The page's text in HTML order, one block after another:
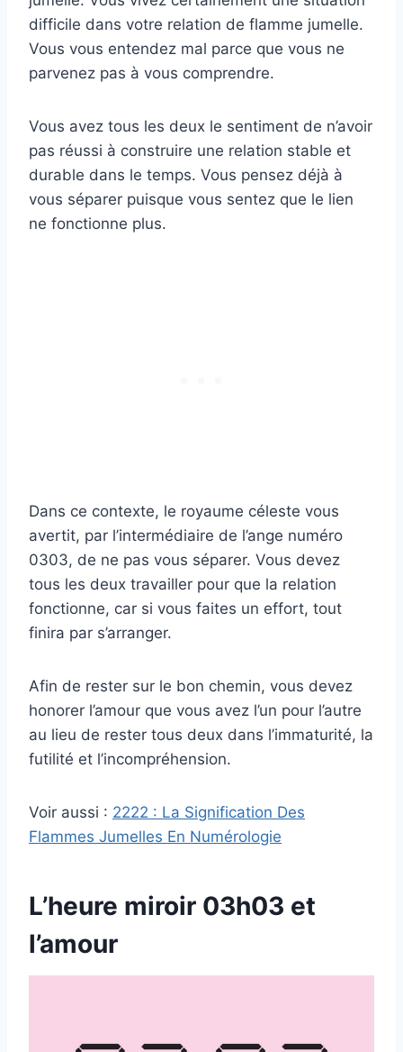
difficile dans votre relation de flamme jumelle.
Vous vous entendez mal parce que vous ne
parvenez pas à vous comprendre.
Vous avez tous les deux le sentiment de n’avoir
pas réussi à construire une relation stable et
durable dans le temps. Vous pensez déjà à
vous séparer puisque vous sentez que le lien
ne fonctionne plus.
Dans ce contexte, le royaume céleste vous
avertit, par l’intermédiaire de l’ange numéro
0303, de ne pas vous séparer. Vous devez
tous les deux travailler pour que la relation
fonctionne, car si vous faites un effort, tout
finira par s’arranger.
Afin de rester sur le bon chemin, vous devez
honorer l’amour que vous avez l’un pour l’autre
au lieu de rester tous deux dans l’immaturité, la
futilité et l’incompréhension.
Voir aussi : 2222 : La Signification Des
Flammes Jumelles En Numérologie
L’heure miroir 03h03 et
l’amour